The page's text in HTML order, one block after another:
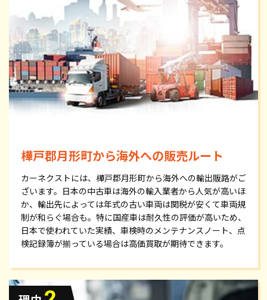
樺戸郡月形町から海外への販売ルート
カーネクストには、樺戸郡月形町から海外への輸出販路がご
ざいます。日本の中古車は海外の輸入業者から人気が高いほ
か、輸出先によっては年式の古い車両は関税が安くて車両規
制が和らぐ場合も。特に国産車は耐久性の評価が高いため、
日本で使われていた実績、車検時のメンテナンスノート、点
検記録簿が揃っている場合は高価買取が期待できます。